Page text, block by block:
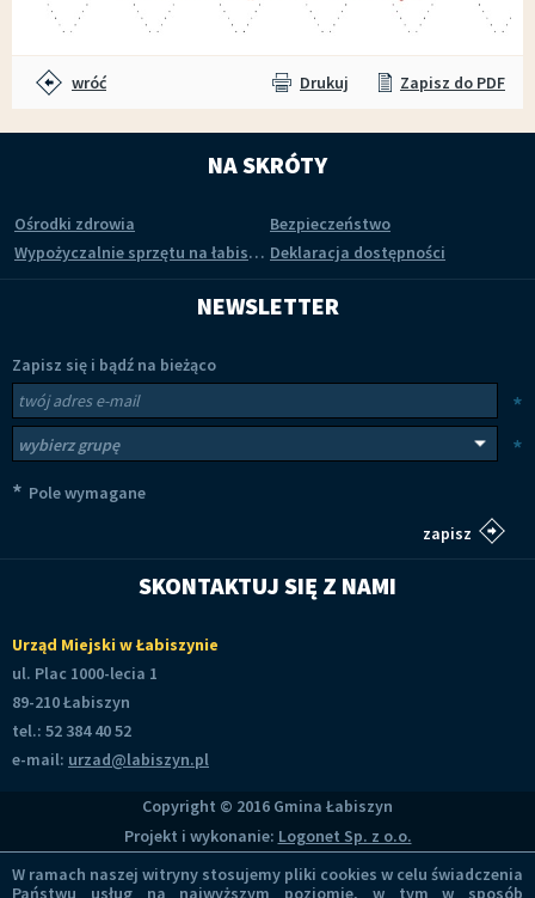
wróć Drukuj Zapisz do PDF
NA SKRÓTY
Ośrodki zdrowia
Bezpieczeństwo
Wypożyczalnie sprzętu na łabiszyńskiej wyspie Deklaracja dostępności
NEWSLETTER
Zapisz się i bądź na bieżąco
Newsletter
*
*
* Pole wymagane
SKONTAKTUJ SIĘ Z NAMI
Urząd Miejski w Łabiszynie
ul. Plac 1000-lecia 1
89-210 Łabiszyn
tel.: 52 384 40 52
e-mail: urzad@labiszyn.pl
Copyright © 2016 Gmina Łabiszyn
Projekt i wykonanie: Logonet Sp. z o.o.
W ramach naszej witryny stosujemy pliki cookies w celu świadczenia
Państwu usług na najwyższym poziomie, w tym w sposób